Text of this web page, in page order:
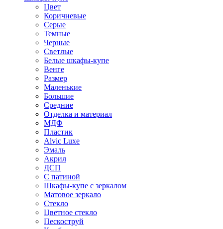
Цвет
Коричневые
Серые
Темные
Черные
Светлые
Белые шкафы-купе
Венге
Размер
Маленькие
Большие
Средние
Отделка и материал
МДФ
Пластик
Alvic Luxe
Эмаль
Акрил
ДСП
С патиной
Шкафы-купе с зеркалом
Матовое зеркало
Стекло
Цветное стекло
Пескоструй